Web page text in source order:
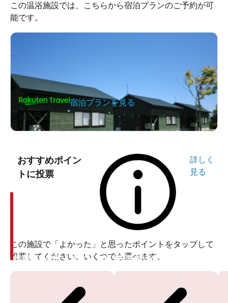
この温浴施設では、こちらから宿泊プランのご予約が可
能です。
1泊円～
宿泊プランを見る
おすすめポイン
トに投票
詳しく
見る
この施設で「よかった」と思ったポイントをタップして
投票してください。いくつでも選べます。
投票ありがとうございます 投票ありがとうございます